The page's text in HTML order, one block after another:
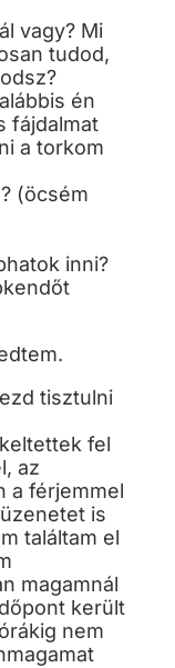
vagy? Mi
tudod,
én
fájdalmat
a torkom
(öcsém
inni?
tisztulni
fel
az
a férjemmel
is
találtam el
magamnál
került
nem